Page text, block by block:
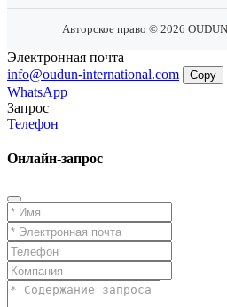
Авторское право © 2026
Электронная почта
info@oudun-international.com
Copy
WhatsApp
Запрос
Телефон
Онлайн-запрос